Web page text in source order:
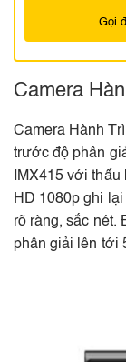
Camera
Camera Hành
trước độ phân
IMX415 với
HD 1080p ghi
rõ ràng, sắc nét.
phân giải lên tới
Gọi